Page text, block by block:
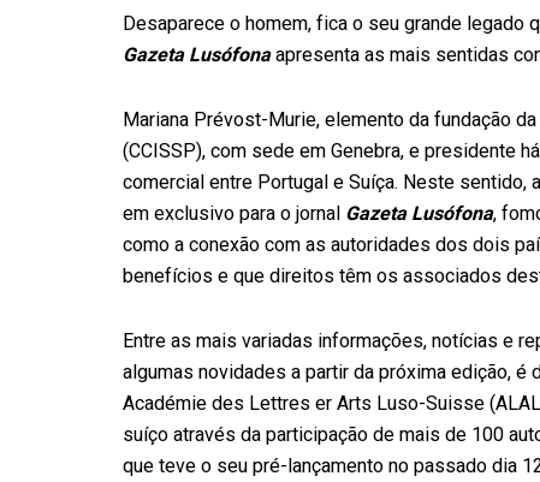
Desaparece o homem, fica o seu grande legado
Gazeta Lusófonaapresenta as mais sentidas
Mariana Prévost-Murie, elemento da fundação
(CCISSP), com sede em Genebra, e presidente
comercial entre Portugal e Suíça. Neste
em exclusivo para o jornal Gazeta Lusófona,
como a conexão com as autoridades dos dois
benefícios e que direitos têm os associados
Entre as mais variadas informações, notícias e
algumas novidades a partir da próxima edição,
Académie des Lettres er Arts Luso-Suisse
suíço através da participação de mais de 100
que teve o seu pré-lançamento no passado dia